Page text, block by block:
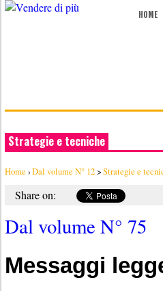
HOME
Strategie e tecniche
Home ›Dal volume N° 12>Strategie e
Share on:
Dal volume N° 75
Messaggi